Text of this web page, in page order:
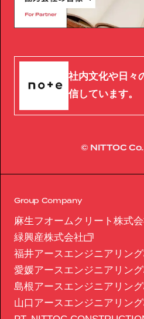
社内文化や日々
信しています。
© NITTOC
Group Company
麻生フオームクリート株式
緑興産株式会社
福井アースエンジニアリン
愛媛アースエンジニアリン
島根アースエンジニアリン
山口アースエンジニアリン